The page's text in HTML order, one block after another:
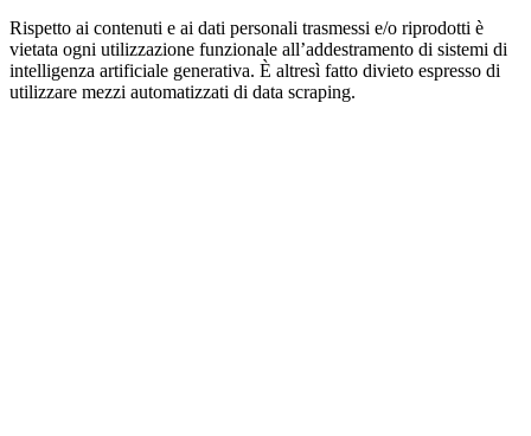
Rispetto ai contenuti e ai dati personali trasmessi e/o riprodotti è
vietata ogni utilizzazione funzionale all’addestramento di sistemi di
intelligenza artificiale generativa. È altresì fatto divieto espresso di
utilizzare mezzi automatizzati di data scraping.